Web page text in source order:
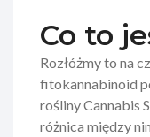
Co to
Rozłóżmy to na
fitokannabinoid
rośliny Cannabis
różnica między